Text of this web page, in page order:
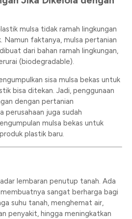
mulsa tidak ramah lingkungan
Namun faktanya, mulsa pertanian
dari bahan ramah lingkungan,
(biodegradable).
sisa mulsa bekas untuk
bisa ditekan. Jadi, penggunaan
dengan pertanian
perusahaan juga sudah
mulsa bekas untuk
plastik baru.
lembaran penutup tanah. Ada
sangat berharga bagi
suhu tanah, menghemat air,
penyakit, hingga meningkatkan